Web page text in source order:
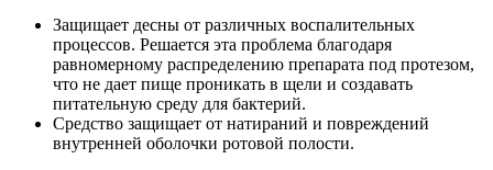
Защищает десны от различных воспалительных
процессов. Решается эта проблема благодаря
равномерному распределению препарата под протезом,
что не дает пище проникать в щели и создавать
питательную среду для бактерий.
Средство защищает от натираний и повреждений
внутренней оболочки ротовой полости.